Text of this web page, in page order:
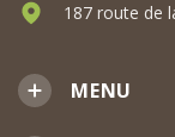
MENU
187 route de